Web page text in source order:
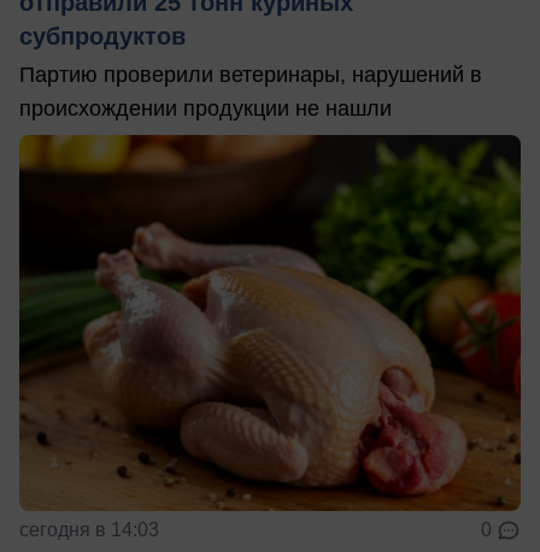
субпродуктов
Партию проверили ветеринары, нарушений в
происхождении продукции не нашли
сегодня в 14:03 0